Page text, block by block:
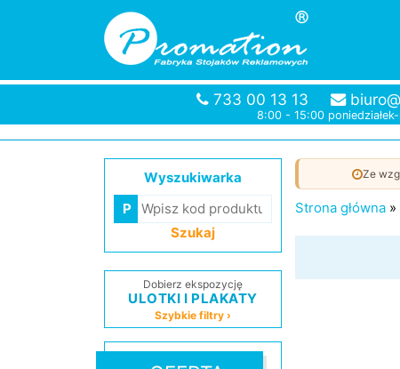
733 00 13 13
8:00 - 15:00
Wyszukiwarka
Szukaj
Dobierz ekspozycję
ULOTKI I PLAKATY
Szybkie filtry ›
Ze
Strona główna »